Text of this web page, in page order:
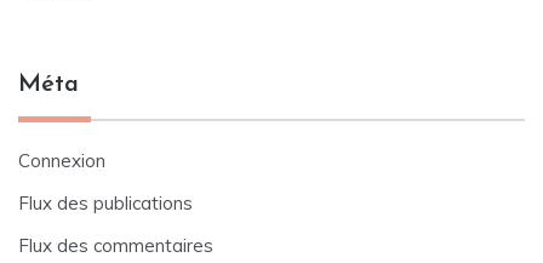
Méta
Connexion
Flux des publications
Flux des commentaires